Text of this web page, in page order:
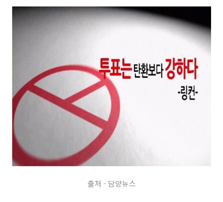
출처 - 담양뉴스